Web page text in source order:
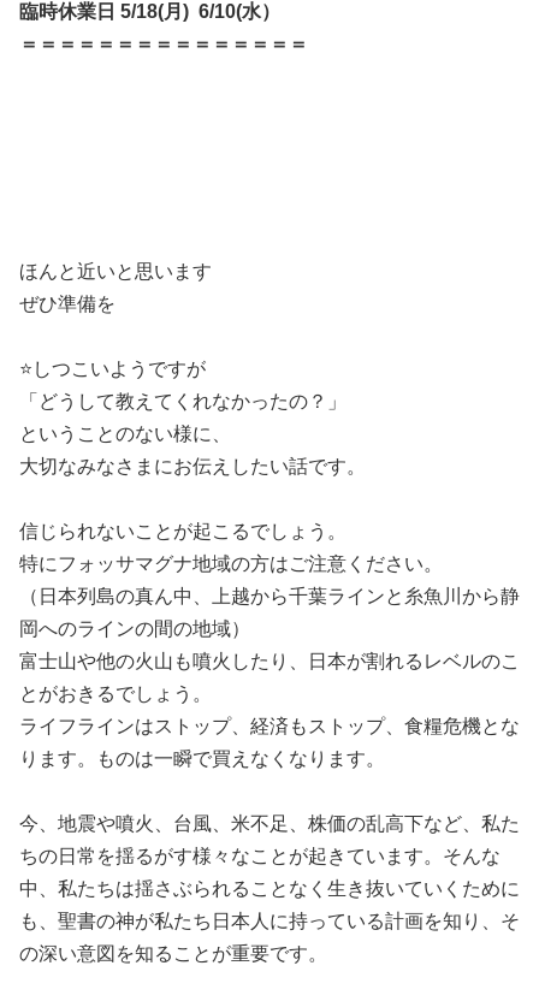
臨時休業日 5/18(月) 6/10(水）
＝＝＝＝＝＝＝＝＝＝＝＝＝＝＝
ほんと近いと思います
ぜひ準備を
⭐️しつこいようですが
「どうして教えてくれなかったの？」
ということのない様に、
大切なみなさまにお伝えしたい話です。
信じられないことが起こるでしょう。
特にフォッサマグナ地域の方はご注意ください。
（日本列島の真ん中、上越から千葉ラインと糸魚川から静
岡へのラインの間の地域）
富士山や他の火山も噴火したり、日本が割れるレベルのこ
とがおきるでしょう。
ライフラインはストップ、経済もストップ、食糧危機とな
ります。ものは一瞬で買えなくなります。
今、地震や噴火、台風、米不足、株価の乱高下など、私た
ちの日常を揺るがす様々なことが起きています。そんな
中、私たちは揺さぶられることなく生き抜いていくために
も、聖書の神が私たち日本人に持っている計画を知り、そ
の深い意図を知ることが重要です。